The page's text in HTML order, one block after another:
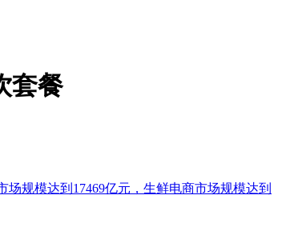
套餐
规模达到17469亿元，生鲜电商市场规模达到